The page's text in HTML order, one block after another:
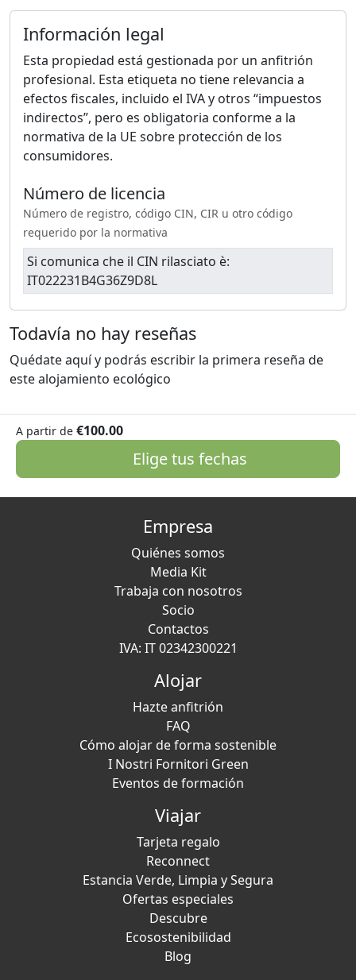
Información legal
Esta propiedad está gestionada por un anfitrión
profesional. Esta etiqueta no tiene relevancia a
efectos fiscales, incluido el IVA y otros “impuestos
indirectos”, pero es obligatoria conforme a la
normativa de la UE sobre protección de los
consumidores.
Número de licencia
Número de registro, código CIN, CIR u otro código
requerido por la normativa
Si comunica che il CIN rilasciato è:
IT022231B4G36Z9D8L
Todavía no hay reseñas
Quédate aquí y podrás escribir la primera reseña de
este alojamiento ecológico
A partir de €100.00
Elige tus fechas
Empresa
Quiénes somos
Media Kit
Trabaja con nosotros
Socio
Contactos
IVA: IT 02342300221
Alojar
Hazte anfitrión
FAQ
Cómo alojar de forma sostenible
I Nostri Fornitori Green
Eventos de formación
Viajar
Tarjeta regalo
Reconnect
Estancia Verde, Limpia y Segura
Ofertas especiales
Descubre
Ecosostenibilidad
Blog